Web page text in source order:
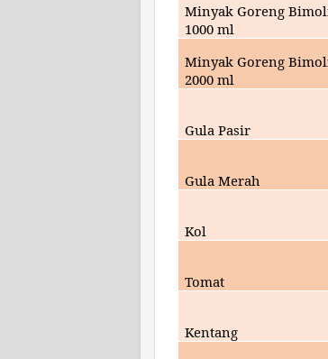
Minyak Goreng
1000 ml
Minyak Goreng
2000 ml
Gula Pasir
Gula Merah
Kol
Tomat
Kentang